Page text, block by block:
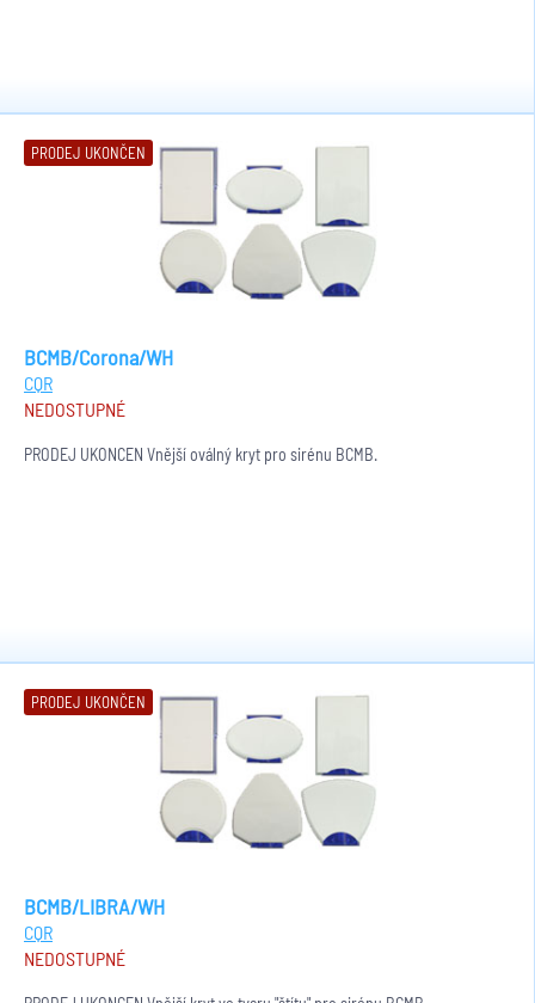
PRODEJ UKONČEN
BCMB/Corona/WH
CQR
NEDOSTUPNÉ
PRODEJ UKONČEN Vnější oválný kryt pro sirénu BCMB.
PRODEJ UKONČEN
BCMB/LIBRA/WH
CQR
NEDOSTUPNÉ